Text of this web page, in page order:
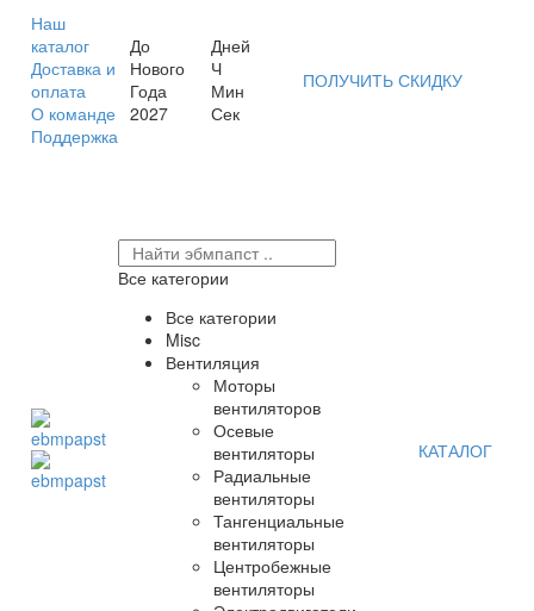
Наш
каталог
Доставка и
оплата
О команде
Поддержка
До
Нового
Года
2027
Дней
Ч
Мин
Сек
ПОЛУЧИТЬ СКИДКУ
Все категории
Все категории
Misc
Вентиляция
Моторы
вентиляторов
Осевые
вентиляторы
Радиальные
вентиляторы
Тангенциальные
вентиляторы
Центробежные
вентиляторы
КАТАЛОГ